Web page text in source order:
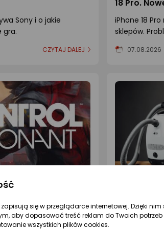
Sony i o jakie
gra.
CZYTAJ DALEJ
18 Pro.
może
iPhone 18
sklepów.
smartfon
07.08.2026
– wymagania
sprzętowe CONTROL
minimalną i
Masz dość
się w przeglądarce internetowej. Dzięki
aby dopasować treść reklam do Twoich
wszystkich plików cookies.